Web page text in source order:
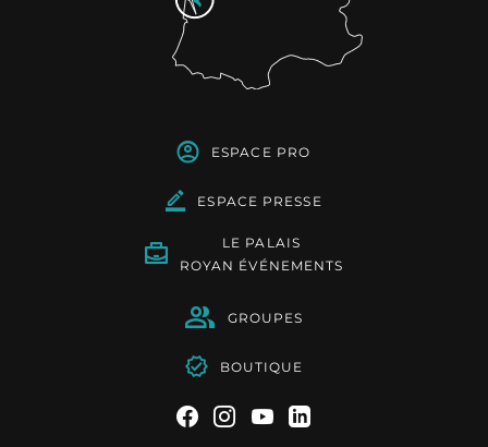
ESPACE PRO
ESPACE PRESSE
LE PALAIS
ROYAN ÉVÉNEMENTS
GROUPES
BOUTIQUE
Suivez-nous sur Facebook
Suivez-nous sur
Suivez-nous sur
Suivez-nous sur